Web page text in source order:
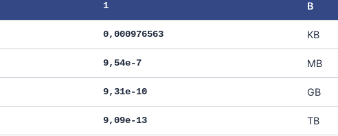
1 B
0,000976563 KB
9,54e-7 MB
9,31e-10 GB
9,09e-13 TB